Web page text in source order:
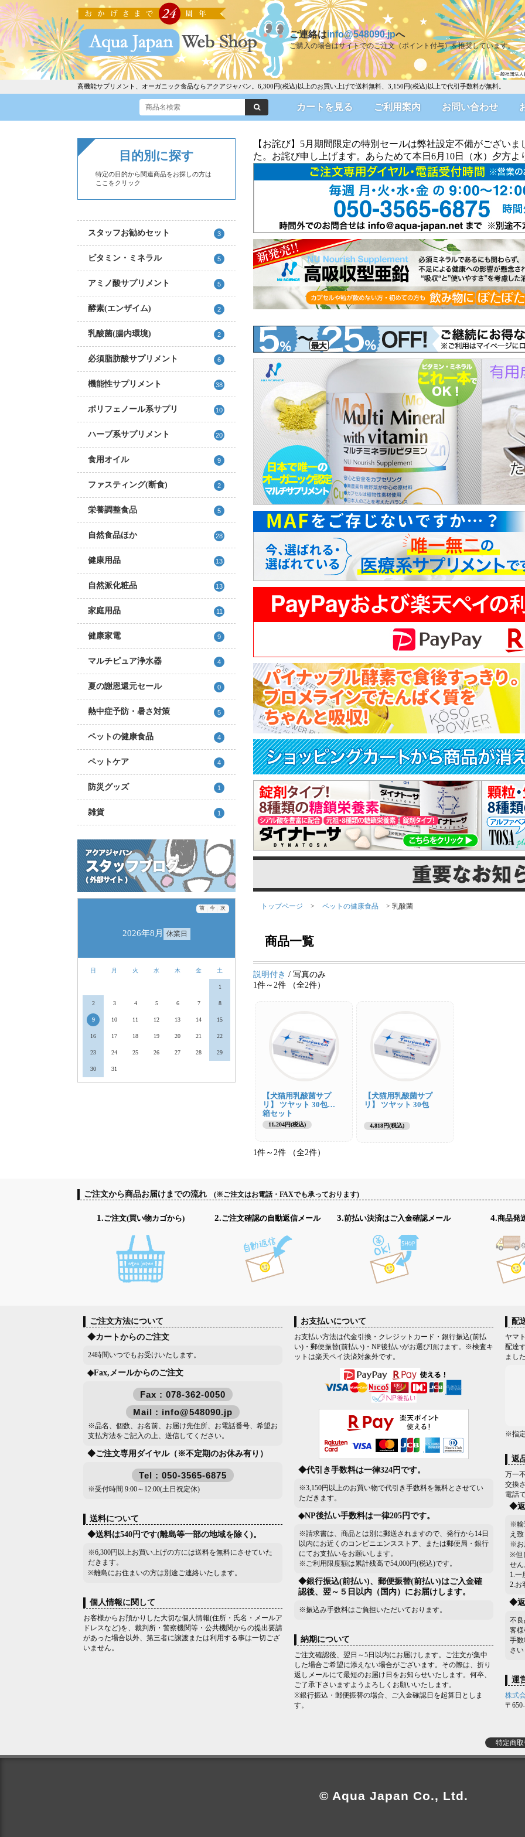
ご連絡はinfo@548090.jpへ
ご購入の場合はサイトでのご注文（ポイント付与）を推奨しています。
高機能サプリメント、オーガニック食品ならアクアジャパン。6,300円(税込)以上のお買い上げで送料無料、3,150円(税込)以上で代引手数料が無料。
カートを見る ご利用案内 お問い合わせ
目的別に探す
特定の目的から関連商品をお探しの方は
ここをクリック
スタッフお勧めセット 3
ビタミン・ミネラル 5
アミノ酸サプリメント 5
酵素(エンザイム) 2
乳酸菌(腸内環境) 2
必須脂肪酸サプリメント 6
機能性サプリメント 38
ポリフェノール系サプリ 10
ハーブ系サプリメント 20
食用オイル 9
ファスティング(断食) 2
栄養調整食品 5
自然食品ほか 28
健康用品 13
自然派化粧品 13
家庭用品 11
健康家電 9
マルチピュア浄水器 4
夏の謝恩還元セール 0
熱中症予防・暑さ対策 5
ペットの健康食品 4
ペットケア 4
防災グッズ 1
雑貨 1
前 今 次
2026年8月 休業日
日 月 火 水 木 金 土
1
2 3 4 5 6 7 8
9 10 11 12 13 14 15
16 17 18 19 20 21 22
23 24 25 26 27 28 29
30 31
【お詫び】5月期間限定の特別セールは弊社設定不備がござい
た。お詫び申し上げます。あらためて本日6月10日（水）夕方
トップページ > ペットの健康食品 > 乳酸菌
商品一覧
説明付き / 写真のみ
1件～2件 （全2件）
【犬猫用乳酸菌サプ
リ】 ツヤット 30包 3
箱セット
11,204円(税込)
【犬猫用乳酸菌サプ
リ】 ツヤット 30包
4,818円(税込)
1件～2件 （全2件）
ご注文から商品お届けまでの流れ (※ご注文はお電話・FAXでも承っております)
1.ご注文(買い物カゴから) 2.ご注文確認の自動返信メール 3.前払い決済はご入金確認メール 4.商品
ご注文方法について
◆カートからのご注文
24時間いつでもお受けいたします。
◆Fax,メールからのご注文
Fax : 078-362-0050
Mail : info@548090.jp
※品名、個数、お名前、お届け先住所、お電話番号、希望お
支払方法をご記入の上、送信してください。
◆ご注文専用ダイヤル（※不定期のお休み有り）
Tel : 050-3565-6875
※受付時間 9:00～12:00(土日祝定休)
送料について
◆送料は540円です(離島等一部の地域を除く)。
※6,300円以上お買い上げの方には送料を無料にさせていた
だきます。
※離島にお住まいの方は別途ご連絡いたします。
個人情報に関して
お客様からお預かりした大切な個人情報(住所・氏名・メールア
ドレスなど)を、裁判所・警察機関等・公共機関からの提出要請
があった場合以外、第三者に譲渡または利用する事は一切ござ
いません。
お支払いについて
お支払い方法は代金引換・クレジットカード・銀行振込(前払
い)・郵便振替(前払い)・NP後払いがお選び頂けます。※検査キ
ットは楽天ペイ決済対象外です。
◆代引き手数料は一律324円です。
※3,150円以上のお買い物で代引き手数料を無料とさせてい
ただきます。
◆NP後払い手数料は一律205円です。
※請求書は、商品とは別に郵送されますので、発行から14日
以内にお近くのコンビニエンスストア、または郵便局・銀行
にてお支払いをお願いします。
※ご利用限度額は累計残高で54,000円(税込)です。
◆銀行振込(前払い)、郵便振替(前払い)はご入金確
認後、翌～５日以内（国内）にお届けします。
※振込み手数料はご負担いただいております。
納期について
ご注文確認後、翌日～5日以内にお届けします。ご注文が集中
した場合ご希望に添えない場合がございます。その際は、折り
返しメールにて最短のお届け日をお知らせいたします。何卒、
ご了承下さいますようよろしくお願いいたします。
※銀行振込・郵便振替の場合、ご入金確認日を起算日としま
す。
配
ヤマ
配達
まし
※指
返
万一
交換
電話
◆返
※輸
え
※お
※但
せ
1.一
2.お
◆返
不
客
手
さ
運
株式
〒
特定商
© Aqua Japan Co., Ltd.